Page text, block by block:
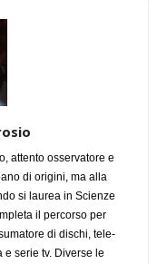
attento osservatore e
di origini, ma alla
si laurea in Scienze
il percorso per
di dischi, tele-
serie tv. Diverse le